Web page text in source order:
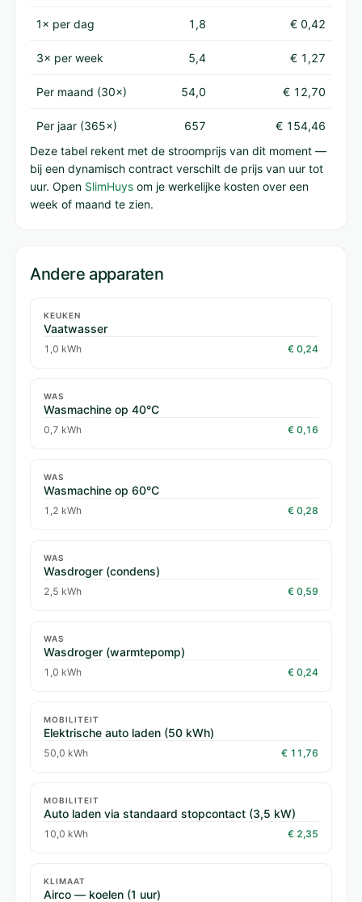
1× per dag 1,8 € 0,42
3× per week 5,4 € 1,27
Per maand (30×) 54,0 € 12,70
Per jaar (365×) 657
€ 154,46
Deze tabel rekent met de stroomprijs van dit moment —
bij een dynamisch contract verschilt de prijs van uur tot
uur. Open SlimHuys om je werkelijke kosten over een
week of maand te zien.
Andere apparaten
KEUKEN
Vaatwasser
1,0 kWh € 0,24
WAS
Wasmachine op 40°C
0,7 kWh € 0,16
WAS
Wasmachine op 60°C
1,2 kWh € 0,28
WAS
Wasdroger (condens)
2,5 kWh € 0,59
WAS
Wasdroger (warmtepomp)
1,0 kWh € 0,24
MOBILITEIT
Elektrische auto laden (50 kWh)
50,0 kWh € 11,76
MOBILITEIT
Auto laden via standaard stopcontact (3,5 kW)
10,0 kWh € 2,35
KLIMAAT
Airco — koelen (1 uur)